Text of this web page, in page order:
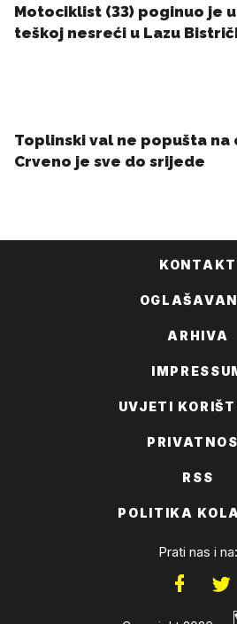
KONTAKT
ARHIVA
UVJETI
RSS
POLITIKA
Prati nas i na: